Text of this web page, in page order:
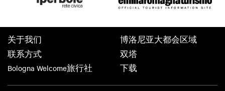
关于我们
联系方式
Bologna Welcome旅行社
博洛尼亚大都会区域
双塔
下载